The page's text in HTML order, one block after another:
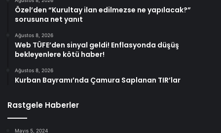
Özel’den “Kurultay ilan edilmezse ne yapılacak?”
sorusuna net yanıt
Ağustos 8, 2026
Web TÜFE’den sinyal geldi! Enflasyonda düşüş
bekleyenlere kötü haber!
Ağustos 8, 2026
Kurban Bayramı’nda Çamura Saplanan TIR’lar
Rastgele Haberler
Mayıs 5, 2024